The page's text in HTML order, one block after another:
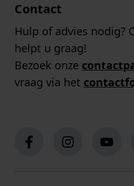
Contact
Hulp of advies nodig?
helpt u graag!
Bezoek onze
vraag via het